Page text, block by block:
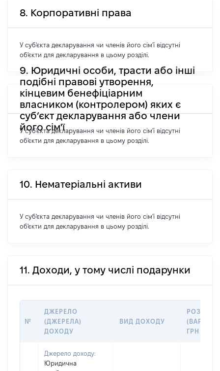
8. Корпоративні права
У суб'єкта декларування чи членів його сім'ї відсутні
об'єкти для декларування в цьому розділі.
9. Юридичні особи, трасти або інші
подібні правові утворення,
кінцевим бенефіціарним
власником (контролером) яких є
суб’єкт декларування або члени
його сім'ї
У суб'єкта декларування чи членів його сім'ї відсутні
об'єкти для декларування в цьому розділі.
10. Нематеріальні активи
У суб'єкта декларування чи членів його сім'ї відсутні
об'єкти для декларування в цьому розділі.
11. Доходи, у тому числі подарунки
№
ДЖЕРЕЛО
(ДЖЕРЕЛА)
ДОХОДУ
ВИД ДОХОДУ
РОЗМІР
ГРН
Джерело доходу:
Юридична